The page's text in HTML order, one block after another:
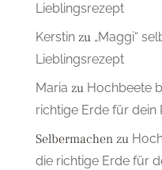
Lieblingsrezept
Kerstinzu „Maggi“
Lieblingsrezept
Maria zu Hochbeete
richtige Erde für dein
Selbermachenzu
die richtige Erde für